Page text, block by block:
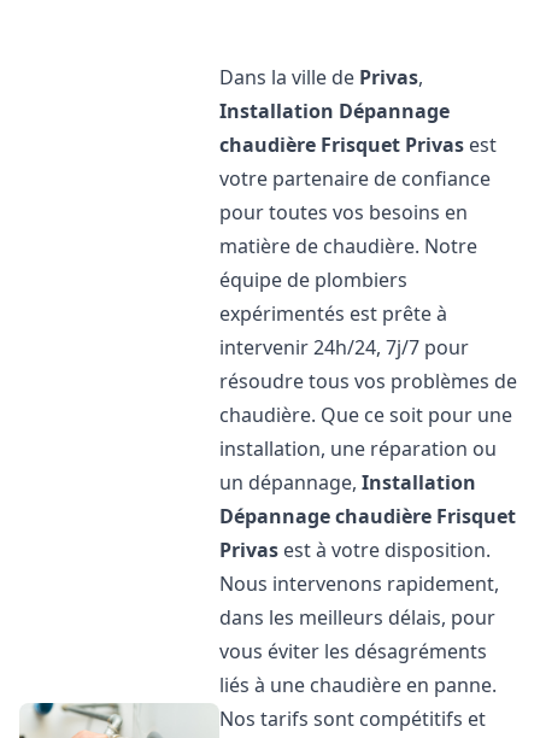
Dans la ville de Privas,
Installation Dépannage
chaudière Frisquet Privas est
votre partenaire de confiance
pour toutes vos besoins en
matière de chaudière. Notre
équipe de plombiers
expérimentés est prête à
intervenir 24h/24, 7j/7 pour
résoudre tous vos problèmes de
chaudière. Que ce soit pour une
installation, une réparation ou
un dépannage,Installation
Dépannage chaudière Frisquet
Privas est à votre disposition.
Nous intervenons rapidement,
dans les meilleurs délais, pour
vous éviter les désagréments
liés à une chaudière en panne.
Nos tarifs sont compétitifs et